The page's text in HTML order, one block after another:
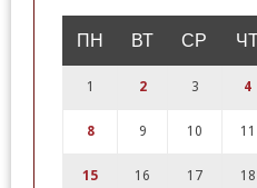
ПН ВТ СР
1 2 3 4
8 9 10 11
15 16 17 18